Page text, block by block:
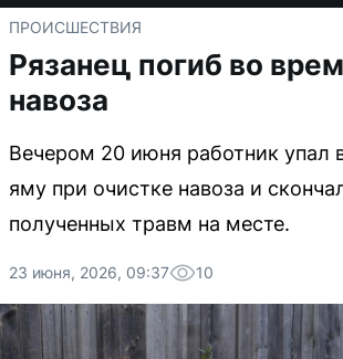
ПРОИСШЕСТВИЯ
Рязанец погиб во
навоза
Вечером 20 июня работник упал
яму при очистке навоза и
полученных травм на месте.
23 июня, 2026, 09:37 10